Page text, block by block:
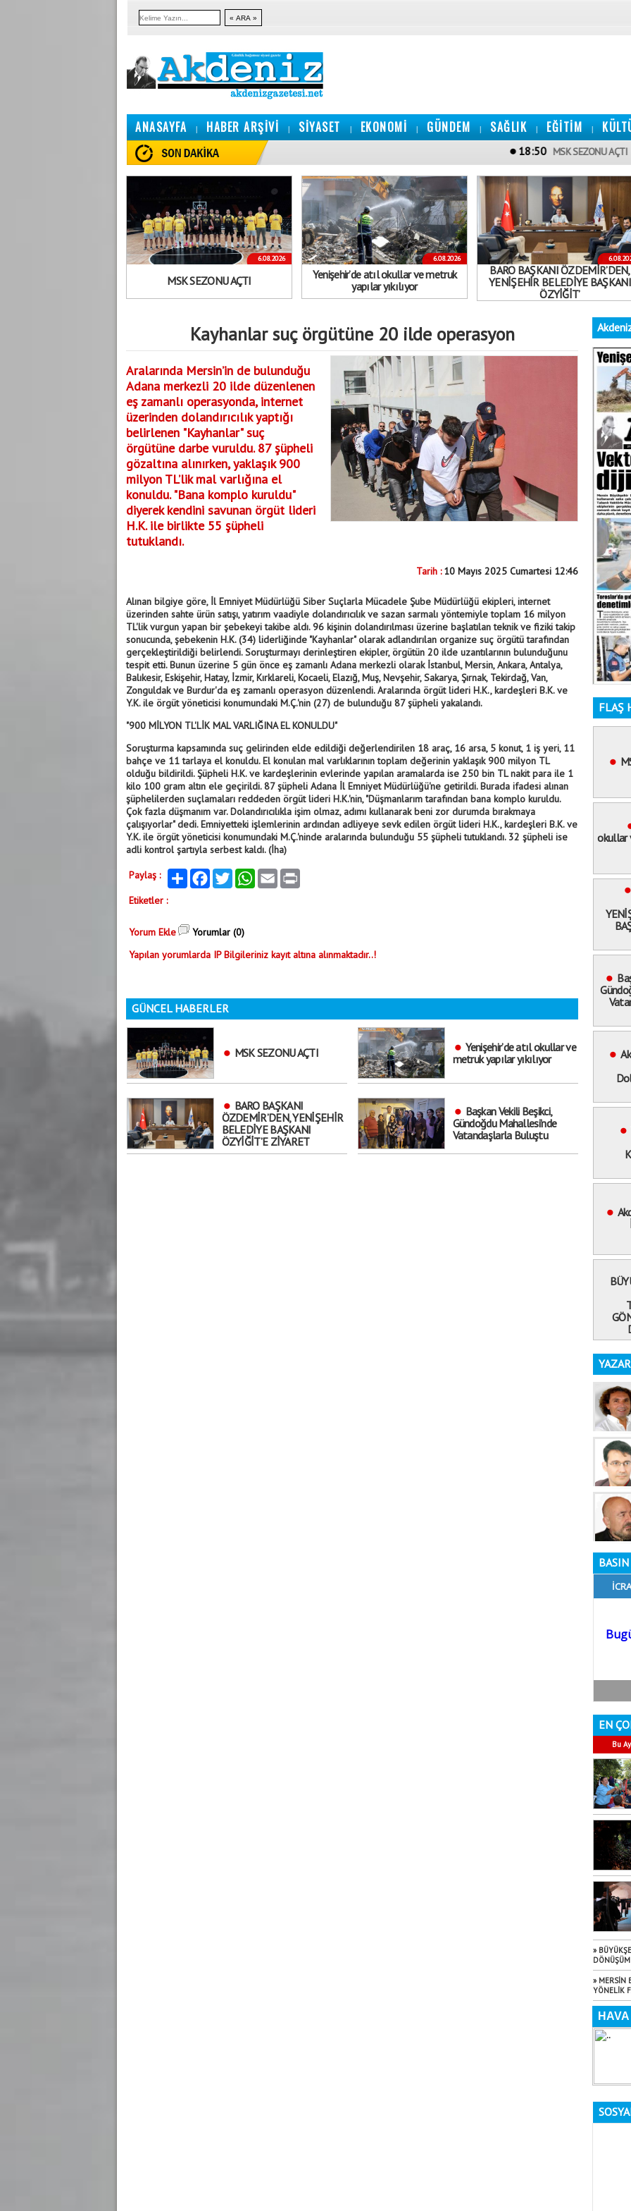
ANASAYFA | HABER ARŞİVİ | SİYASET | EKONOMİ | GÜNDEM | SAĞLIK | EĞİTİM |
MSK SEZONU AÇTI 18:48
6.08.2026
MSK SEZONU AÇTI
6.08.2026
Yenişehir’de atıl okullar ve metruk
yapılar yıkılıyor
BARO BAŞKANI ÖZDEMİR’DEN,
YENİŞEHİR BELEDİYE BAŞKANI
ÖZYİĞİT’
Kayhanlar suç örgütüne 20 ilde operasyon
Aralarında Mersin’in de bulunduğu
Adana merkezli 20 ilde düzenlenen
eş zamanlı operasyonda, internet
üzerinden dolandırıcılık yaptığı
belirlenen "Kayhanlar" suç
örgütüne darbe vuruldu. 87 şüpheli
gözaltına alınırken, yaklaşık 900
milyon TL’lik mal varlığına el
konuldu. "Bana komplo kuruldu"
diyerek kendini savunan örgüt lideri
H.K. ile birlikte 55 şüpheli
tutuklandı.
Tarih : 10 Mayıs 2025 Cumartesi 12:46
Alınan bilgiye göre, İl Emniyet Müdürlüğü Siber Suçlarla Mücadele Şube Müdürlüğü ekipleri, internet
üzerinden sahte ürün satışı, yatırım vaadiyle dolandırıcılık ve sazan sarmalı yöntemiyle toplam 16 milyon
TL'lik vurgun yapan bir şebekeyi takibe aldı. 96 kişinin dolandırılması üzerine başlatılan teknik ve fiziki takip
sonucunda, şebekenin H.K. (34) liderliğinde "Kayhanlar" olarak adlandırılan organize suç örgütü tarafından
gerçekleştirildiği belirlendi. Soruşturmayı derinleştiren ekipler, örgütün 20 ilde uzantılarının bulunduğunu
tespit etti. Bunun üzerine 5 gün önce eş zamanlı Adana merkezli olarak İstanbul, Mersin, Ankara, Antalya,
Balıkesir, Eskişehir, Hatay, İzmir, Kırklareli, Kocaeli, Elazığ, Muş, Nevşehir, Sakarya, Şırnak, Tekirdağ, Van,
Zonguldak ve Burdur'da eş zamanlı operasyon düzenlendi. Aralarında örgüt lideri H.K., kardeşleri B.K. ve
Y.K. ile örgüt yöneticisi konumundaki M.Ç.'nin (27) de bulunduğu 87 şüpheli yakalandı.
"900 MİLYON TL'LİK MAL VARLIĞINA EL KONULDU"
Soruşturma kapsamında suç gelirinden elde edildiği değerlendirilen 18 araç, 16 arsa, 5 konut, 1 iş yeri, 11
bahçe ve 11 tarlaya el konuldu. El konulan mal varlıklarının toplam değerinin yaklaşık 900 milyon TL
olduğu bildirildi. Şüpheli H.K. ve kardeşlerinin evlerinde yapılan aramalarda ise 250 bin TL nakit para ile 1
kilo 100 gram altın ele geçirildi. 87 şüpheli Adana İl Emniyet Müdürlüğü'ne getirildi. Burada ifadesi alınan
şüphelilerden suçlamaları reddeden örgüt lideri H.K.'nin, "Düşmanlarım tarafından bana komplo kuruldu.
Çok fazla düşmanım var. Dolandırıcılıkla işim olmaz, adımı kullanarak beni zor durumda bırakmaya
çalışıyorlar" dedi. Emniyetteki işlemlerinin ardından adliyeye sevk edilen örgüt lideri H.K., kardeşleri B.K. ve
Y.K. ile örgüt yöneticisi konumundaki M.Ç.'ninde aralarında bulunduğu 55 şüpheli tutuklandı. 32 şüpheli ise
adli kontrol şartıyla serbest kaldı. (İha)
Paylaş :
Paylaş FacebookTwitter WhatsAppEmail
Etiketler :
Yorum Ekle
Yorumlar (0)
Yapılan yorumlarda IP Bilgileriniz kayıt altına alınmaktadır..!
GÜNCEL HABERLER
MSK SEZONU AÇTI
Yenişehir’de atıl okullar ve
metruk yapılar yıkılıyor
BARO BAŞKANI
ÖZDEMİR’DEN, YENİŞEHİR
BELEDİYE BAŞKANI
ÖZYİĞİT’E ZİYARET
Başkan Vekili Beşikci,
Gündoğdu Mahallesi’nde
Vatandaşlarla Buluştu
FLAŞ
okullar
EN
Bu Ay
»
» MERSİN
YÖNELİK